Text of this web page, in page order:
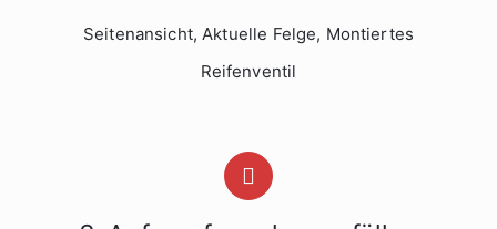
Seitenansicht, Aktuelle Felge, Montiertes
Reifenventil